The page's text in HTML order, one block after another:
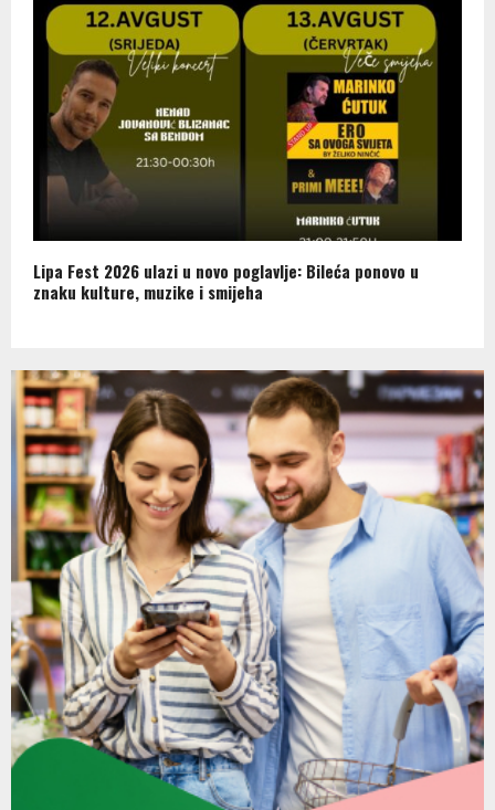
Lipa Fest 2026 ulazi u novo poglavlje: Bileća ponovo u
znaku kulture, muzike i smijeha